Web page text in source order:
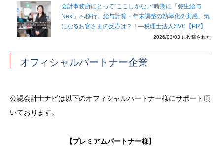
会計事務所にとって”ここしかない”時期に「弥生給与
Next」へ移行。給与計算・年末調整の効率化の実感、気
になるお客さまの反応は？！―税理士法人SVC【PR】
2026/03/03 に投稿された
オフィシャルパートナー企業
公認会計士ナビは以下のオフィシャルパートナー様にサポート頂
いております。
【プレミアムパートナー様】